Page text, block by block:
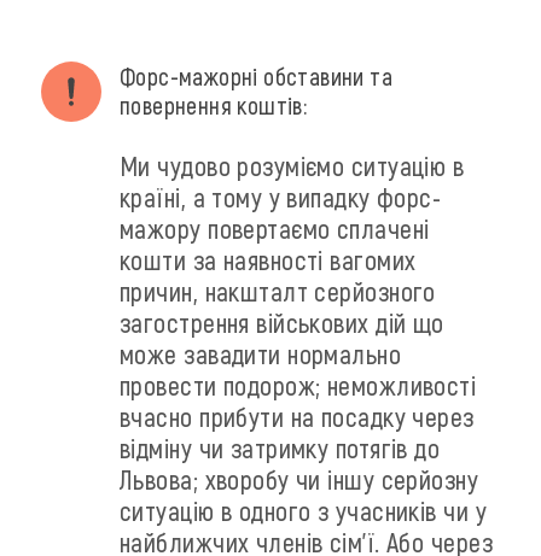
Форс-мажорні обставини та
повернення коштів:
Ми чудово розуміємо ситуацію в
країні, а тому у випадку форс-
мажору повертаємо сплачені
кошти за наявності вагомих
причин, накшталт серйозного
загострення військових дій що
може завадити нормально
провести подорож; неможливості
вчасно прибути на посадку через
відміну чи затримку потягів до
Львова; хворобу чи іншу серйозну
ситуацію в одного з учасників чи у
найближчих членів сім'ї. Або через